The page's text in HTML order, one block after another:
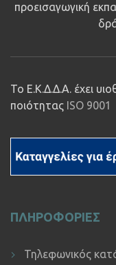
προεισαγωγική
Το Ε.Κ.Δ.Δ.Α. έχει
ποιότητας ISO 9001
ΠΛΗΡΟΦΟΡΙΕΣ
Τηλεφωνικός